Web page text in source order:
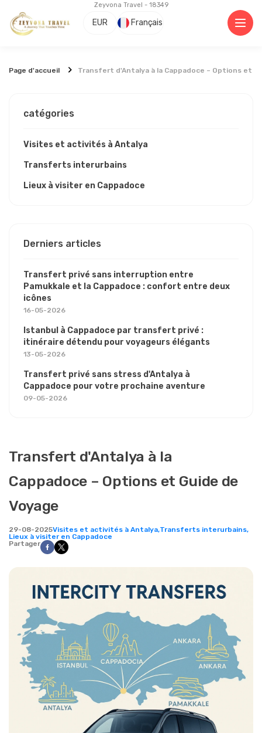
Zeyvona Travel - 18349
EUR Français
Page d'accueil Transfert d'Antalya à la Cappadoce – Options et
Transfert d'Antalya à la
Cappadoce – Options et Guide de
Voyage
29-08-2025Visites et activités à Antalya,Transferts interurbains,
Lieux à visiter en Cappadoce
Partager
catégories
Visites et activités à Antalya
Transferts interurbains
Lieux à visiter en Cappadoce
Derniers articles
Transfert privé sans interruption entre
Pamukkale et la Cappadoce : confort entre deux
icônes
16-05-2026
Istanbul à Cappadoce par transfert privé :
itinéraire détendu pour voyageurs élégants
13-05-2026
Transfert privé sans stress d'Antalya à
Cappadoce pour votre prochaine aventure
09-05-2026